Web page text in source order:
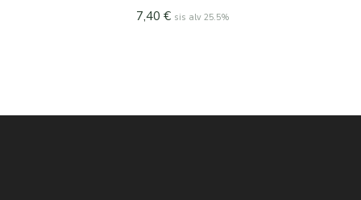
7,40€ sis alv 25.5%